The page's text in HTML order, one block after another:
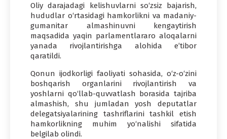
Oliy darajadagi kelishuvlarni so‘zsiz bajarish,
hududlar o‘rtasidagi hamkorlikni va madaniy-
gumanitar almashinuvni kengaytirish
maqsadida yaqin parlamentlararo aloqalarni
yanada rivojlantirishga alohida e’tibor
qaratildi.
Qonun ijodkorligi faoliyati sohasida, o‘z-o‘zini
boshqarish organlarini rivojlantirish va
yoshlarni qo‘llab-quvvatlash borasida tajriba
almashish, shu jumladan yosh deputatlar
delegatsiyalarining tashriflarini tashkil etish
hamkorlikning muhim yo‘nalishi sifatida
belgilab olindi.